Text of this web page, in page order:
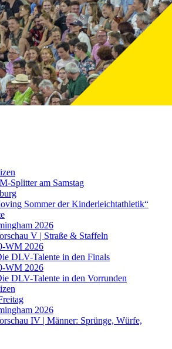
Splitter am Samstag
Sommer der Kinderleichtathletik“
2026
V | Straße & Staffeln
WM 2026
DLV-Talente in den Finals
WM 2026
DLV-Talente in den Vorrunden
2026
IV | Männer: Sprünge, Würfe,